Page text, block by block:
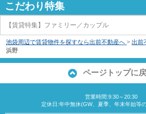
こだわり特集
【賃貸特集】ファミリー／カップル
池袋周辺で賃貸物件を探すなら出前不動産へ > 出前
浜野
ページトップに
営業時間:9:30～20:30
定休日:年中無休(GW、夏季、年末年始等